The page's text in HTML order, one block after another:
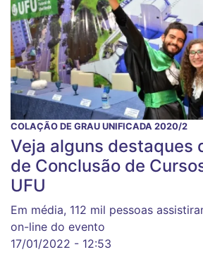
COLAÇÃO DE GRAU UNIFICADA 2020/2
Veja alguns destaques
de Conclusão de
UFU
Em média, 112 mil pessoas
on-line do evento
17/01/2022 - 12:53